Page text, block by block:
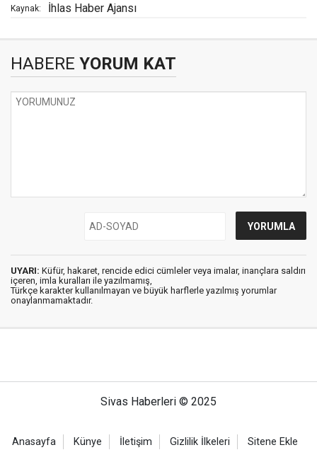
Kaynak: İhlas Haber Ajansı
HABERE YORUM KAT
UYARI: Küfür, hakaret, rencide edici cümleler veya imalar, inançlara saldırı
içeren, imla kuralları ile yazılmamış,
Türkçe karakter kullanılmayan ve büyük harflerle yazılmış yorumlar
onaylanmamaktadır.
Sivas Haberleri © 2025
Anasayfa Künye İletişim Gizlilik İlkeleri Sitene Ekle